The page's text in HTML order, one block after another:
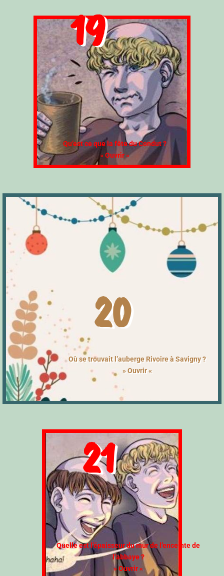
19
Qu’est ce que la fête du Condut ?
» Ouvrir «
20
Où se trouvait l’auberge Rivoire à Savigny ?
» Ouvrir «
Quelle est l’épaisseur du mur de l’enceinte de
l’abbaye ?
» Ouvrir «
21